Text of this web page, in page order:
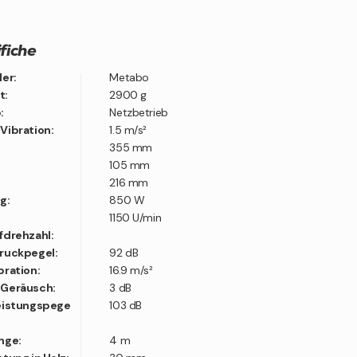
Metabo
2900 g
Netzbetrieb
1.5 m/s²
355 mm
105 mm
216 mm
850 W
1150 U/min
92 dB
16.9 m/s²
3 dB
103 dB
4 m